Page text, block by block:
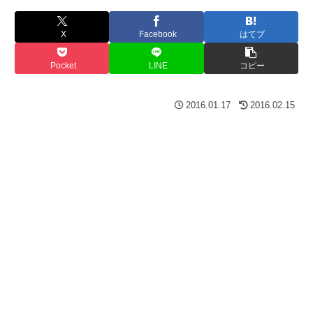
X Facebook はてブ
Pocket LINE コピー
2016.01.17 2016.02.15